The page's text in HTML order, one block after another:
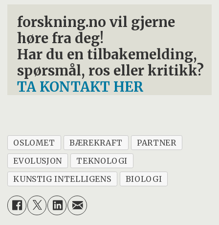
forskning.no vil gjerne
høre fra deg!
Har du en tilbakemelding,
spørsmål, ros eller kritikk?
TA KONTAKT HER
OSLOMET BÆREKRAFT
PARTNER
EVOLUSJON
TEKNOLOGI
KUNSTIG INTELLIGENS
BIOLOGI